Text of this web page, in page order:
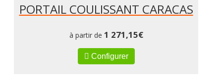
PORTAIL COULISSANT CARACAS
à partir de 1 271,15€
Configurer